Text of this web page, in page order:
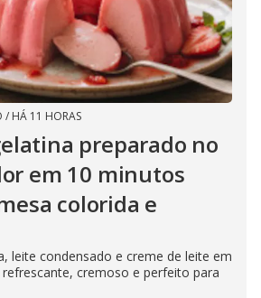
/ HÁ 11 HORAS
preparado no
em 10 minutos
colorida e
leite condensado e creme de leite em
cremoso e perfeito para